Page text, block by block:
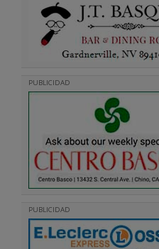
PUBLICIDAD
PUBLICIDAD